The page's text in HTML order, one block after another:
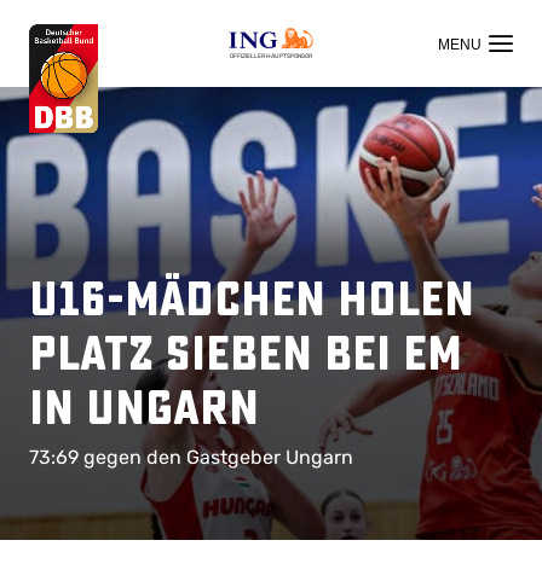
OFFIZIELLER HAUPTSPONSOR
U16-Mädchen holen
Platz sieben bei EM
in Ungarn
73:69 gegen den Gastgeber Ungarn